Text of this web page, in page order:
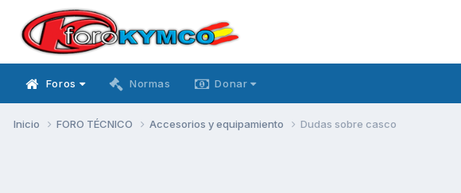
Foros Normas Donar
Inicio FORO TÉCNICO Accesorios y equipamiento Dudas sobre casco